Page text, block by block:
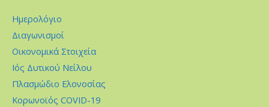
Ημερολόγιο
Διαγωνισμοί
Οικονομικά Στοιχεία
Ιός Δυτικού Νείλου
Πλασμώδιο Ελονοσίας
Κορωνοϊός COVID-19